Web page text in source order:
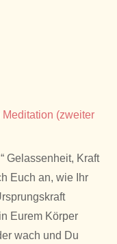
(zweiter
Gelassenheit, Kraft
Euch an, wie Ihr
Eurem Körper
wach und Du